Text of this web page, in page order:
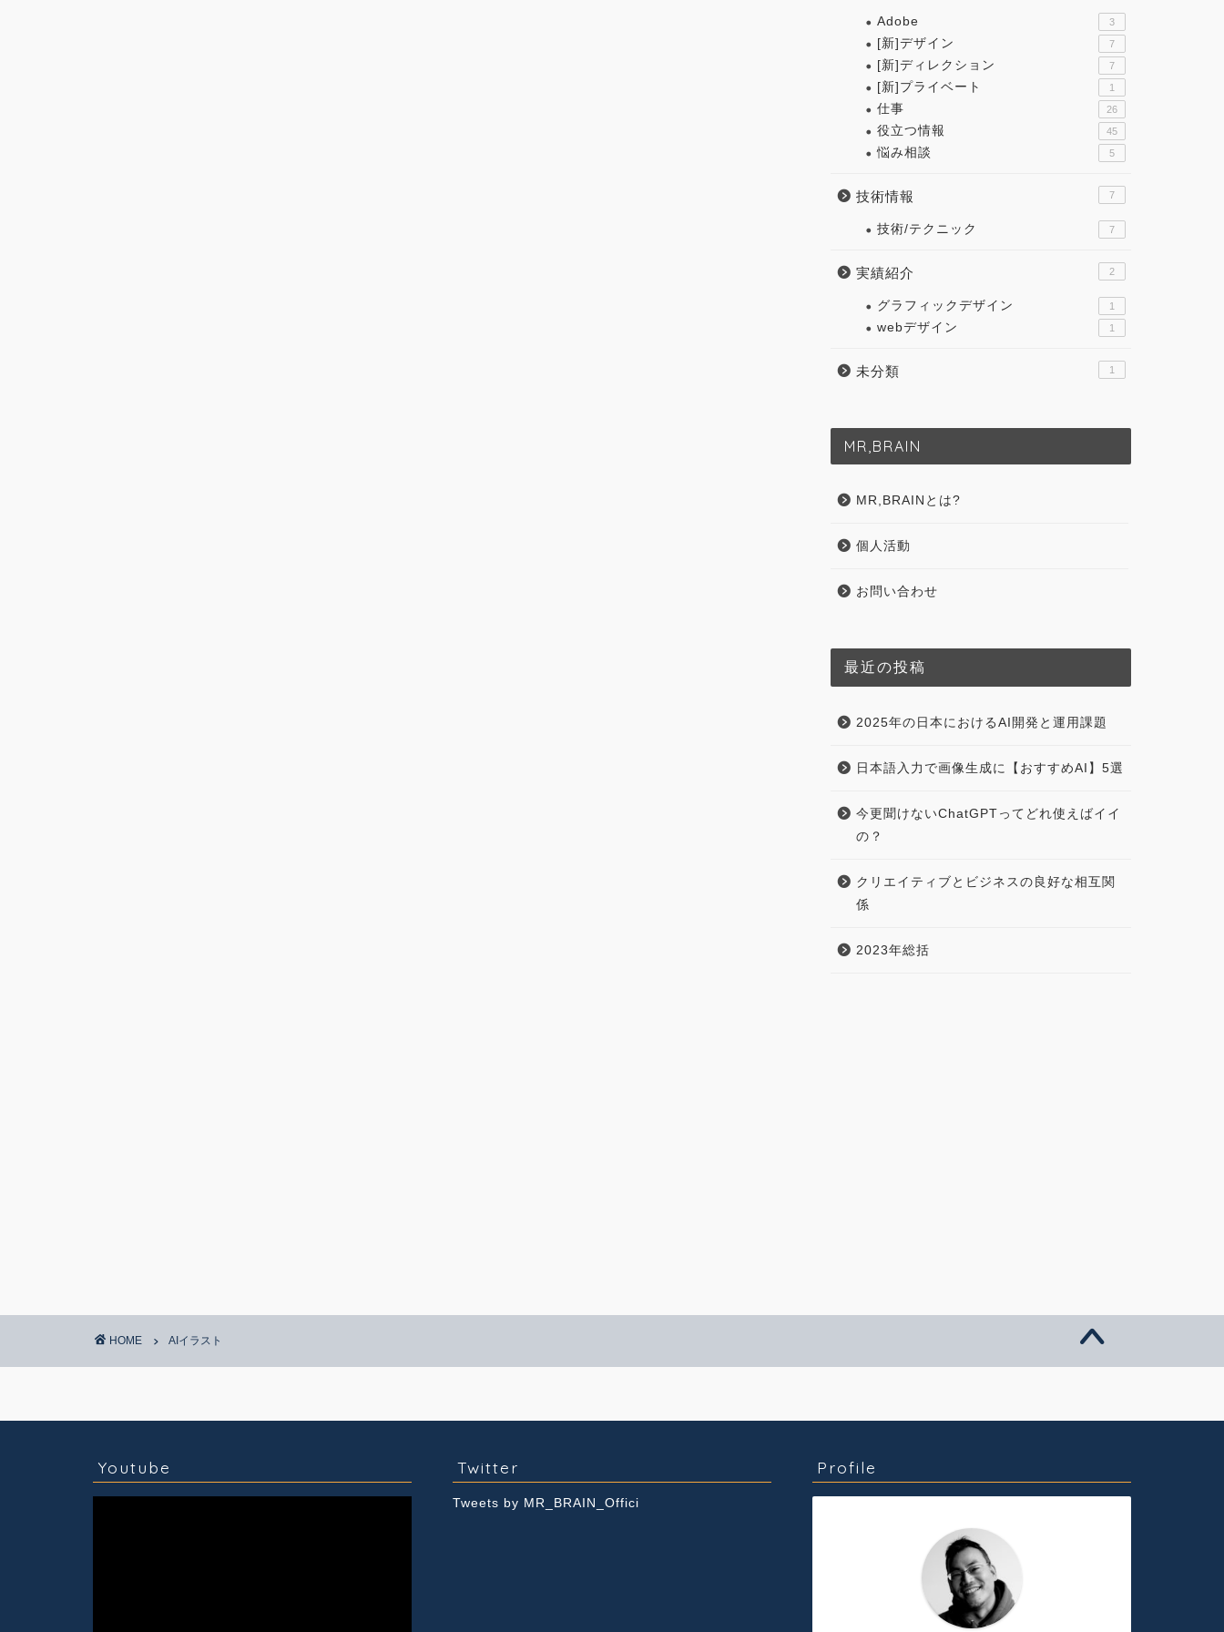
Adobe 3
[新]デザイン 7
[新]ディレクション 7
[新]プライベート 1
仕事 26
役立つ情報 45
悩み相談 5
技術情報 7
技術/テクニック 7
実績紹介 2
グラフィックデザイン 1
webデザイン 1
未分類 1
MR,BRAIN
MR,BRAINとは?
個人活動
お問い合わせ
最近の投稿
2025年の日本におけるAI開発と運用課題
日本語入力で画像生成に【おすすめAI】5選
今更聞けないChatGPTってどれ使えばイイ
の？
クリエイティブとビジネスの良好な相互関
係
2023年総括
HOME AIイラスト
Youtube Twitter
Tweets by MR_BRAIN_Offici
Profile